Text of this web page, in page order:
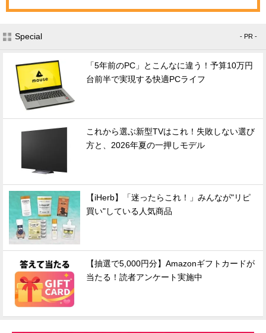
Special - PR -
「5年前のPC」とこんなに違う！予算10万円
台前半で実現する快適PCライフ
これから選ぶ新型TVはこれ！失敗しない選び
方と、2026年夏の一押しモデル
【iHerb】「迷ったらこれ！」みんなが"リピ
買い"している人気商品
【抽選で5,000円分】Amazonギフトカードが
当たる！読者アンケート実施中